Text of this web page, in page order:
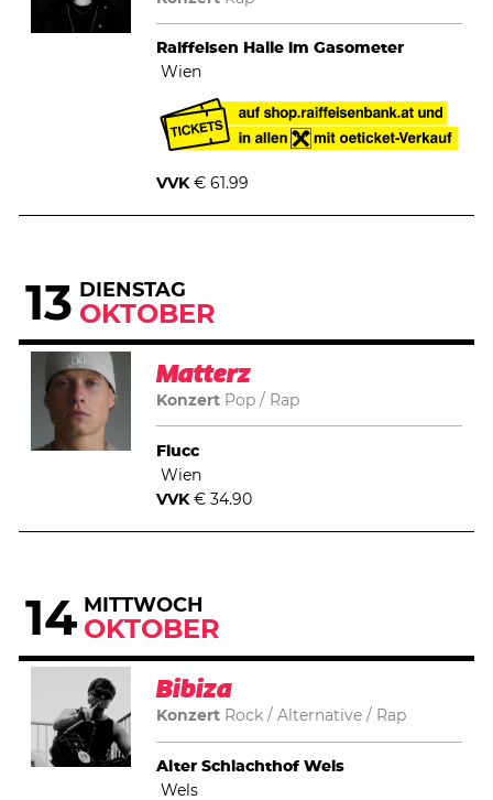
Raiffeisen Halle im Gasometer
Wien
VVK€ 61.99
13 DIENSTAG
OKTOBER
Matterz
Konzert Pop Rap
Flucc
Wien
VVK€ 34.90
14 MITTWOCH
OKTOBER
Bibiza
Konzert Rock / Alternative Rap
Alter Schlachthof Wels
Wels